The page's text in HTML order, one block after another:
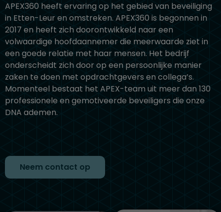
APEX360 heeft ervaring op het gebied van beveiliging
in Etten-Leur en omstreken. APEX360 is begonnen in
2017 en heeft zich doorontwikkeld naar een
volwaardige hoofdaannemer die meerwaarde ziet in
een goede relatie met haar mensen. Het bedrijf
onderscheidt zich door op een persoonlijke manier
zaken te doen met opdrachtgevers en collega’s.
Momenteel bestaat het APEX-team uit meer dan 130
professionele en gemotiveerde beveiligers die onze
DNA ademen.
Neem contact op